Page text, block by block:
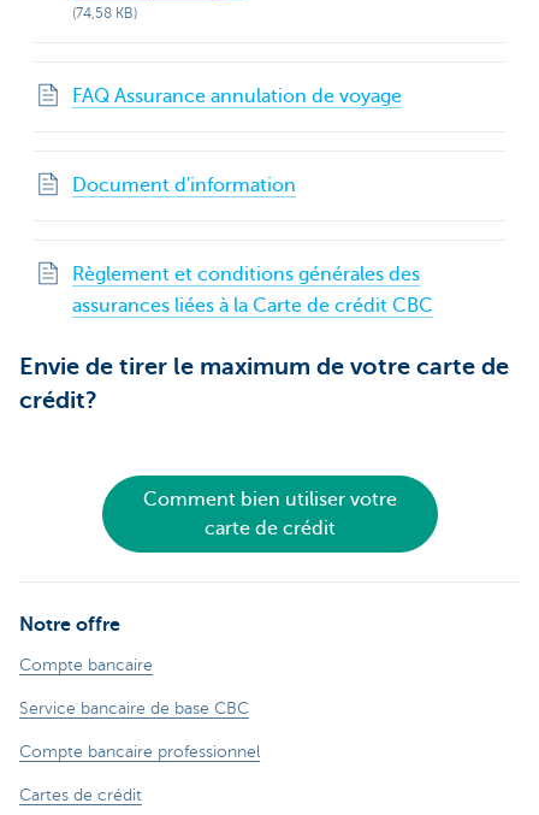
(74,58 KB)
FAQ Assurance annulation de voyage
Document d'information
Règlement et conditions générales des
assurances liées à la Carte de crédit CBC
Envie de tirer le maximum de votre carte de
crédit?
Comment bien utiliser votre
carte de crédit
Notre offre
Compte bancaire
Service bancaire de base CBC
Compte bancaire professionnel
Cartes de crédit